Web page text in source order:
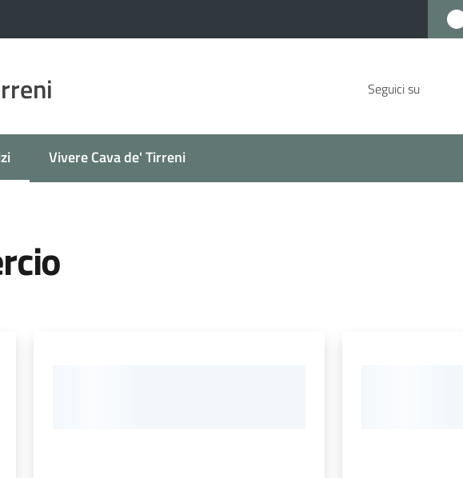
Seguici su
selezionatoVivere Cava de' Tirreni